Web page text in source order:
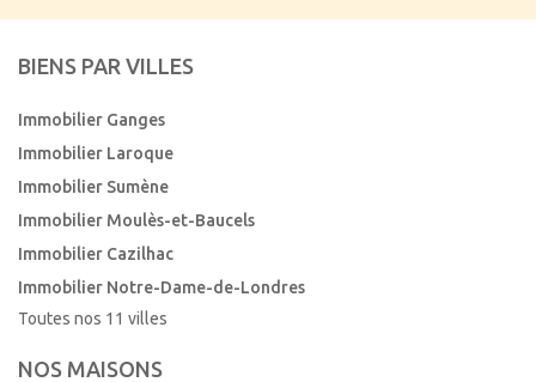
BIENS PAR VILLES
Immobilier Ganges
Immobilier Laroque
Immobilier Sumène
Immobilier Moulès-et-Baucels
Immobilier Cazilhac
Immobilier Notre-Dame-de-Londres
Toutes nos 11 villes
NOS MAISONS